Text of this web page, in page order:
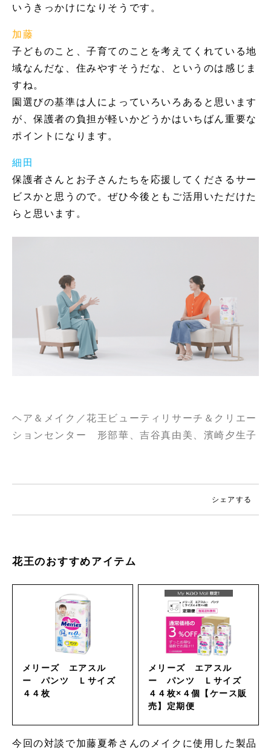
いうきっかけになりそうです。
加藤
子どものこと、子育てのことを考えてくれている地
域なんだな、住みやすそうだな、というのは感じま
すね。
園選びの基準は人によっていろいろあると思います
が、保護者の負担が軽いかどうかはいちばん重要な
ポイントになります。
細田
保護者さんとお子さんたちを応援してくださるサー
ビスかと思うので。ぜひ今後ともご活用いただけた
らと思います。
ヘア＆メイク／花王ビューティリサーチ＆クリエー
ションセンター 形部華、吉谷真由美、濱崎夕生子
シェアする
花王のおすすめアイテム
メリーズ エアスル
ー パンツ Ｌサイズ
４４枚
メリーズ エアスル
ー パンツ Ｌサイズ
４４枚×４個【ケース販
売】定期便
今回の対談で加藤夏希さんのメイクに使用した製品